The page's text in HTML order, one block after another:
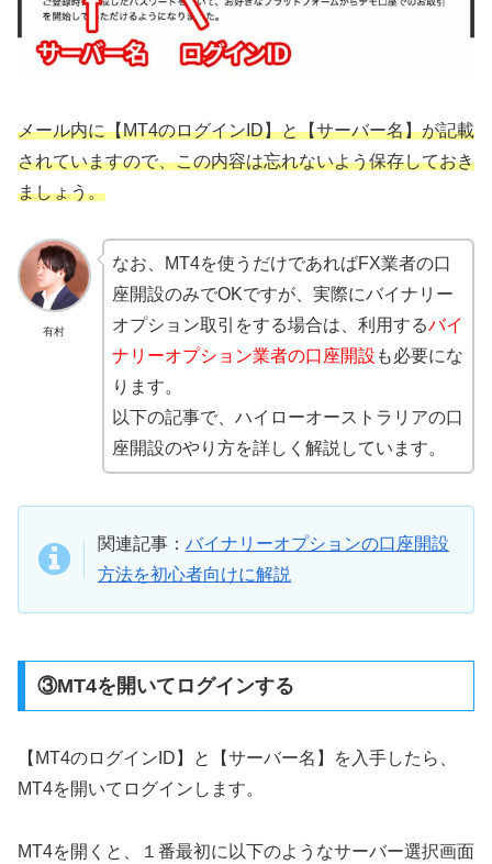
メール内に【MT4のログインID】と【サーバー名】が記載
されていますので、この内容は忘れないよう保存しておき
ましょう。
有村
なお、MT4を使うだけであればFX業者の口
座開設のみでOKですが、実際にバイナリー
オプション取引をする場合は、利用するバイ
ナリーオプション業者の口座開設 も必要にな
ります。
以下の記事で、ハイローオーストラリアの口
座開設のやり方を詳しく解説しています。
関連記事： バイナリーオプションの口座開設
方法を初心者向けに解説
③MT4を開いてログインする
【MT4のログインID】と【サーバー名】を入手したら、
MT4を開いてログインします。
MT4を開くと、１番最初に以下のようなサーバー選択画面